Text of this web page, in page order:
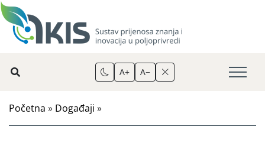
A+ A−
Početna » Događaji »